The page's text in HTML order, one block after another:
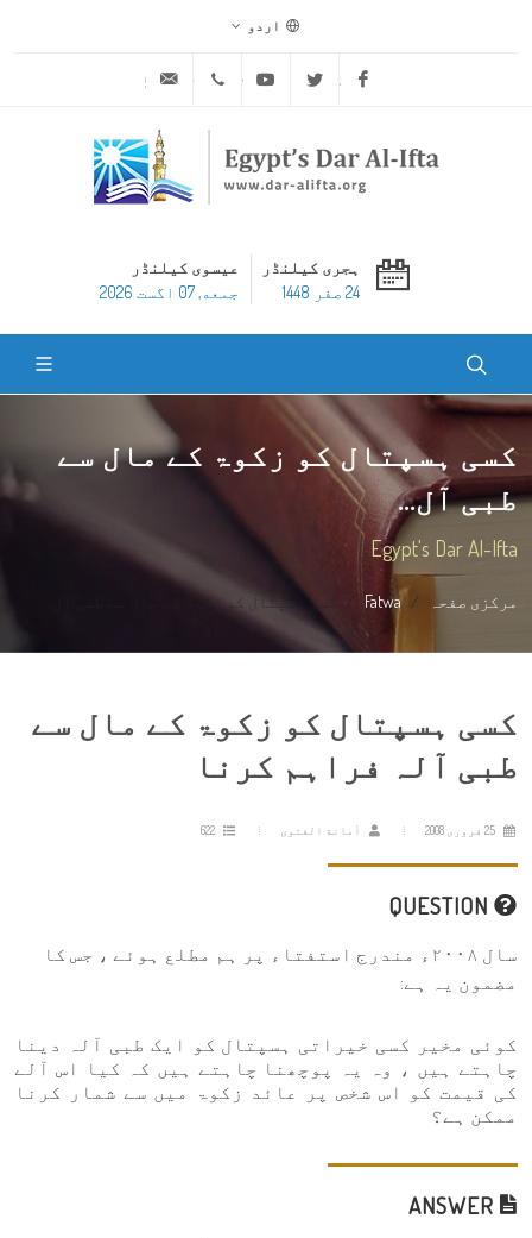
اردو
Facebook
Twitter
Youtube
ہجری کیلنڈر
24 صفر 1448
عیسوی کیلنڈر
جمعه, 07 اگست 2026
کسی ہسپتال کو زکوۃ کے مال سے
طبی آل...
Egypt's Dar Al-Ifta
مرکزی صفحہ Fatwa کسی ہسپتال کو زکوۃ کے مال سے طبی آل...
کسی ہسپتال کو زکوۃ کے مال سے
طبی آلہ فراہم كرنا
أمانة الفتوى
سال ٢٠٠٨ء مندرج استفتاء پر ہم مطلع ہوئے ، جس کا
مضمون یہ ہے:
کوئی مخیر کسی خیراتی ہسپتال کو ایک طبی آلہ دینا
چاہتے ہیں ، وہ یہ پوچھنا چاہتے ہیں کہ کیا اس آلے
کی قیمت کو اس شخص پر عائد زکوۃ میں سے شمار کرنا
ممکن ہے؟